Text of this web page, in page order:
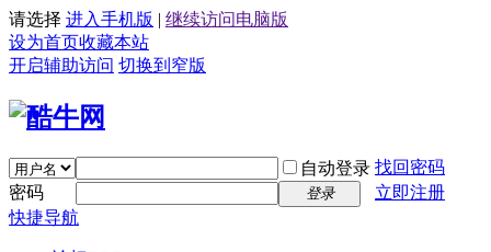
请选择 进入手机版 | 继续访问电脑版
设为首页收藏本站
开启辅助访问 切换到窄版
自动登录 找回密码
密码
登录
立即注册
快捷导航